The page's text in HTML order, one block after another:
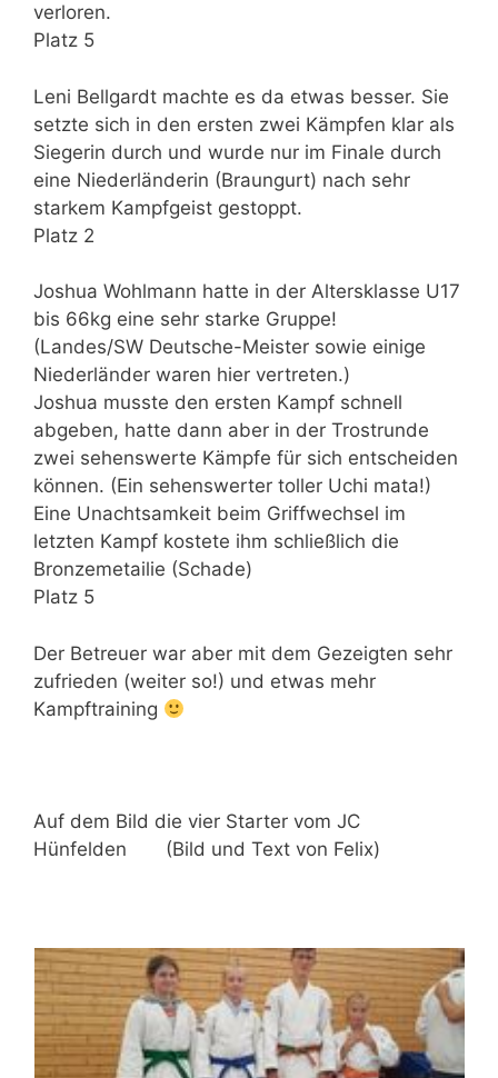
verloren.
Platz 5
Leni Bellgardt machte es da etwas besser. Sie
setzte sich in den ersten zwei Kämpfen klar als
Siegerin durch und wurde nur im Finale durch
eine Niederländerin (Braungurt) nach sehr
starkem Kampfgeist gestoppt.
Platz 2
Joshua Wohlmann hatte in der Altersklasse U17
bis 66kg eine sehr starke Gruppe!
(Landes/SW Deutsche-Meister sowie einige
Niederländer waren hier vertreten.)
Joshua musste den ersten Kampf schnell
abgeben, hatte dann aber in der Trostrunde
zwei sehenswerte Kämpfe für sich entscheiden
können. (Ein sehenswerter toller Uchi mata!)
Eine Unachtsamkeit beim Griffwechsel im
letzten Kampf kostete ihm schließlich die
Bronzemetailie (Schade)
Platz 5
Der Betreuer war aber mit dem Gezeigten sehr
zufrieden (weiter so!) und etwas mehr
Kampftraining
Auf dem Bild die vier Starter vom JC
Hünfelden (Bild und Text von Felix)